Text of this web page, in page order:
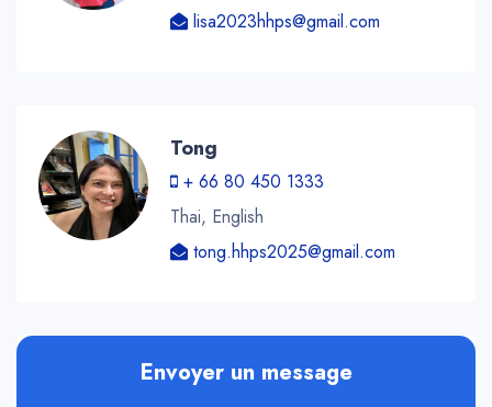
lisa2023hhps@gmail.com
Tong
+ 66 80 450 1333
Thai, English
tong.hhps2025@gmail.com
Envoyer un message